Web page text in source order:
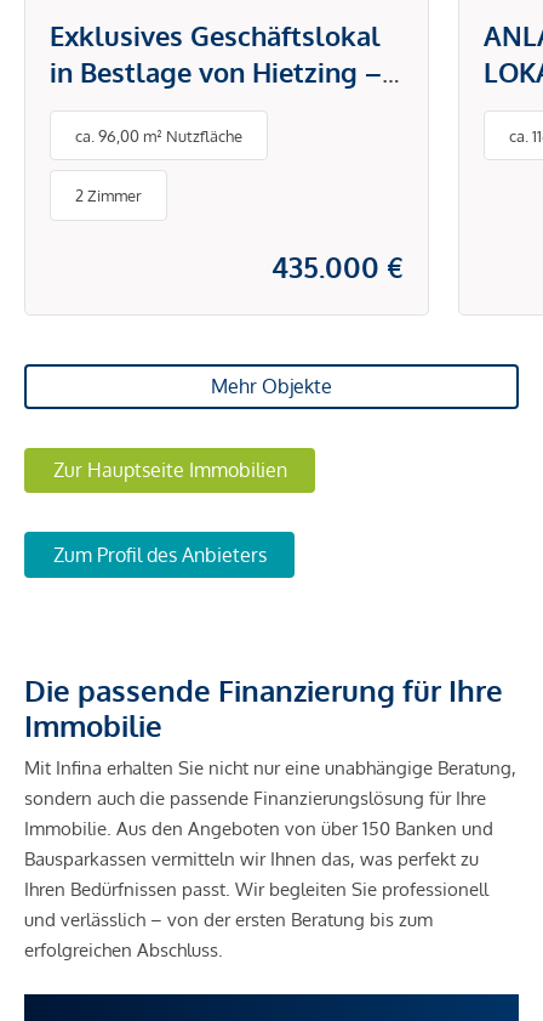
Exklusives Geschäftslokal
in Bestlage von Hietzing –
Moderner Friseursalon mit
vielseitigem Potenzial
ca. 96,00 m² Nutzfläche
2 Zimmer
435.000 €
ca.
Mehr Objekte
Zur Hauptseite Immobilien
Zum Profil des Anbieters
Die passende Finanzierung für Ihre
Immobilie
Mit Infina erhalten Sie nicht nur eine unabhängige Beratung,
sondern auch die passende Finanzierungslösung für Ihre
Immobilie. Aus den Angeboten von über 150 Banken und
Bausparkassen vermitteln wir Ihnen das, was perfekt zu
Ihren Bedürfnissen passt. Wir begleiten Sie professionell
und verlässlich – von der ersten Beratung bis zum
erfolgreichen Abschluss.